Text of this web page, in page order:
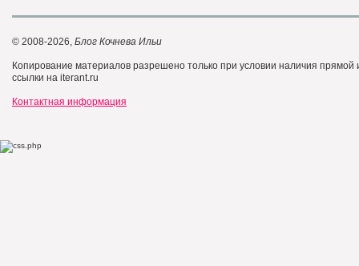
© 2008-2026, Блог Кочнева Ильи
Копирование материалов разрешено только при условии наличия прямой
ссылки на iterant.ru
Контактная информация